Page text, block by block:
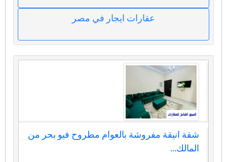
عقارات ايجار في مصر
شقة انيقة مفروشة بالعوام مطروح فيو بحر من
المالك...